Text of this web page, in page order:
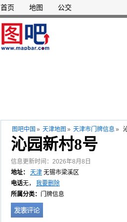
图吧中国 » 天津地图 » 天津市门牌信息»
沁园新村8号
信息更新时间：2026年8月8日
地址：
天津 无锡市梁溪区
电话无， 我要删除
所属分类： 门牌信息
首页 地图 公交